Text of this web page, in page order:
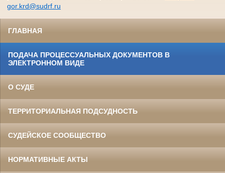
gor.krd@sudrf.ru
ГЛАВНАЯ
ПОДАЧА ПРОЦЕССУАЛЬНЫХ ДОКУМЕНТОВ В
ЭЛЕКТРОННОМ ВИДЕ
О СУДЕ
ТЕРРИТОРИАЛЬНАЯ ПОДСУДНОСТЬ
СУДЕЙСКОЕ СООБЩЕСТВО
НОРМАТИВНЫЕ АКТЫ